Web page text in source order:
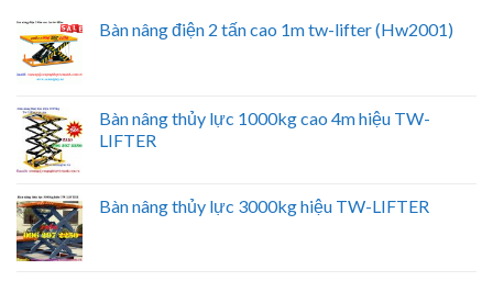
Bàn nâng điện 2 tấn cao 1m tw-lifter (Hw2001)
Bàn nâng thủy lực 1000kg cao 4m hiệu TW-
LIFTER
Bàn nâng thủy lực 3000kg hiệu TW-LIFTER